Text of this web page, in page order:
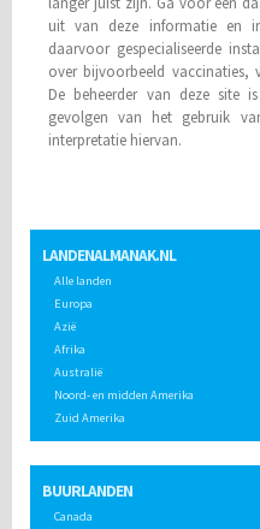
uit van deze informatie en
daarvoor gespecialiseerde
over bijvoorbeeld vaccinaties,
De beheerder van deze site
gevolgen van het gebruik
interpretatie hiervan.
LANDENALMANAK.NL
Alle landen
Europa
Azië
Afrika
Australië
Noord- en midden Amerika
Zuid Amerika
BUURLANDEN
Canada